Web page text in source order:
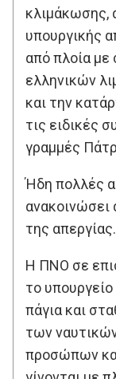
κλιμάκωσης,
υπουργικής
από πλοία με
ελληνικών
και την
τις ειδικές
γραμμές
Ήδη πολλές
της απεργίας.
Η ΠΝΟ σε
το υπουργείο
πάγια και
των
προσώπων